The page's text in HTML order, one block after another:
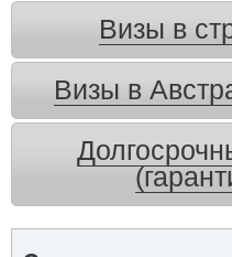
Визы в
Визы в